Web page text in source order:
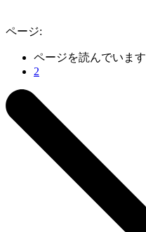
ページ:
ページを読んでいます
2